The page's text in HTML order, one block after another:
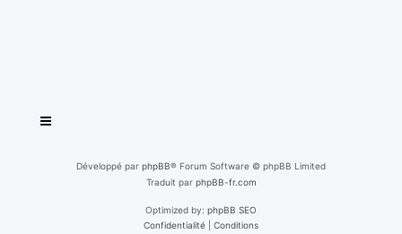
Développé par phpBB® Forum Software © phpBB Limited
Traduit par phpBB-fr.com
Optimized by: phpBB SEO
Confidentialité
Conditions